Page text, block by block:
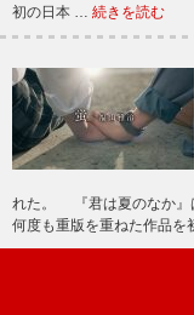
初の日本 … 続きを読む
れた。 『君は夏のなか』
何度も重版を重ねた作品